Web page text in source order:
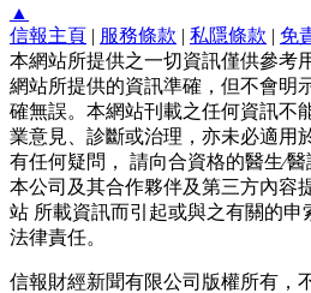
▲
信報主頁 | 服務條款 | 私隱條款 | 免
本網站所提供之一切資訊僅供參考
網站所提供的資訊準確，但不會明
確無誤。本網站刊載之任何資訊不
業意見、診斷或治理，亦未必適用
有任何疑問， 請向合資格的醫生∕醫
本公司及其合作夥伴及第三方內容
站 所載資訊而引起或與之有關的申
法律責任。
信報財經新聞有限公司版權所有，